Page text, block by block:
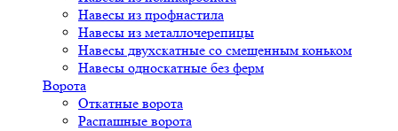
Навесы из профнастила
Навесы из металлочерепицы
Навесы двухскатные со смещенным коньком
Навесы односкатные без ферм
Ворота
Откатные ворота
Распашные ворота